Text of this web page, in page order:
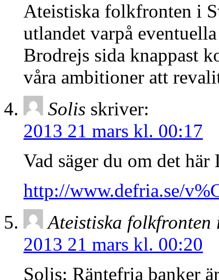
Ateistiska folkfronten i
utlandet varpå
Brodrejs sida knappast
våra ambitioner att
Solis skriver:
2013 21 mars kl. 00:17
Vad säger du om det
http://www.defria.se/
Ateistiska folkfronten
2013 21 mars kl. 00:20
Solis: Räntefria banker